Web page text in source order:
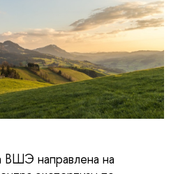
ВШЭ направлена на